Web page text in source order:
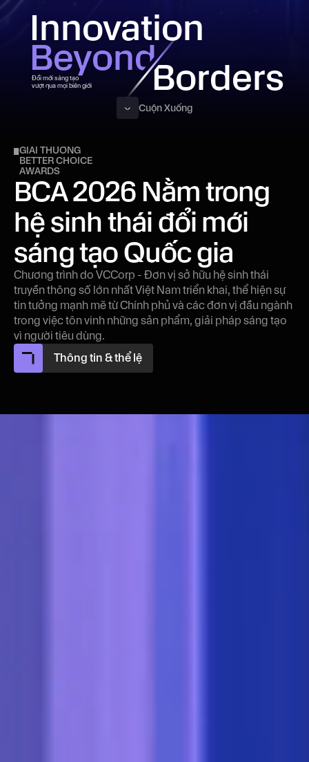
Innovation
BeyondBorders
Đổi mới sáng tạo
vượt qua mọi biên giới
Cuộn Xuống
GIẢI THƯỞNG
BETTER CHOICE
AWARDS
BCA 2026 Nằm trong
hệ sinh thái đổi mới
sáng tạo Quốc gia
Chương trình do VCCorp - Đơn vị sở hữu hệ sinh thái
truyền thông số lớn nhất Việt Nam triển khai, thể hiện sự
tin tưởng mạnh mẽ từ Chính phủ và các đơn vị đầu ngành
trong việc tôn vinh những sản phẩm, giải pháp sáng tạo
vì người tiêu dùng.
Thông tin & thể lệ